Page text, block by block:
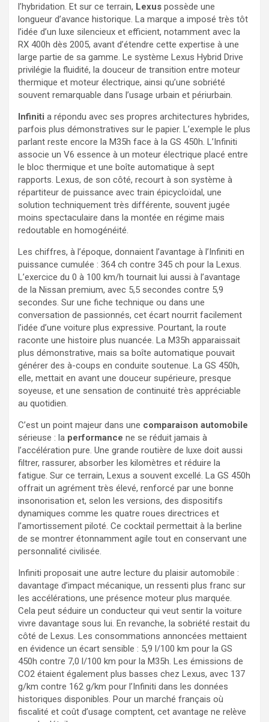
l’hybridation. Et sur ce terrain, Lexus possède une
longueur d’avance historique. La marque a imposé très tôt
l’idée d’un luxe silencieux et efficient, notamment avec la
RX 400h dès 2005, avant d’étendre cette expertise à une
large partie de sa gamme. Le système Lexus Hybrid Drive
privilégie la fluidité, la douceur de transition entre moteur
thermique et moteur électrique, ainsi qu’une sobriété
souvent remarquable dans l’usage urbain et périurbain.
Infiniti a répondu avec ses propres architectures hybrides,
parfois plus démonstratives sur le papier. L’exemple le plus
parlant reste encore la M35h face à la GS 450h. L’Infiniti
associe un V6 essence à un moteur électrique placé entre
le bloc thermique et une boîte automatique à sept
rapports. Lexus, de son côté, recourt à son système à
répartiteur de puissance avec train épicycloïdal, une
solution techniquement très différente, souvent jugée
moins spectaculaire dans la montée en régime mais
redoutable en homogénéité.
Les chiffres, à l’époque, donnaient l’avantage à l’Infiniti en
puissance cumulée : 364 ch contre 345 ch pour la Lexus.
L’exercice du 0 à 100 km/h tournait lui aussi à l’avantage
de la Nissan premium, avec 5,5 secondes contre 5,9
secondes. Sur une fiche technique ou dans une
conversation de passionnés, cet écart nourrit facilement
l’idée d’une voiture plus expressive. Pourtant, la route
raconte une histoire plus nuancée. La M35h apparaissait
plus démonstrative, mais sa boîte automatique pouvait
générer des à-coups en conduite soutenue. La GS 450h,
elle, mettait en avant une douceur supérieure, presque
soyeuse, et une sensation de continuité très appréciable
au quotidien.
C’est un point majeur dans une comparaison automobile
sérieuse : la performance ne se réduit jamais à
l’accélération pure. Une grande routière de luxe doit aussi
filtrer, rassurer, absorber les kilomètres et réduire la
fatigue. Sur ce terrain, Lexus a souvent excellé. La GS 450h
offrait un agrément très élevé, renforcé par une bonne
insonorisation et, selon les versions, des dispositifs
dynamiques comme les quatre roues directrices et
l’amortissement piloté. Ce cocktail permettait à la berline
de se montrer étonnamment agile tout en conservant une
personnalité civilisée.
Infiniti proposait une autre lecture du plaisir automobile :
davantage d’impact mécanique, un ressenti plus franc sur
les accélérations, une présence moteur plus marquée.
Cela peut séduire un conducteur qui veut sentir la voiture
vivre davantage sous lui. En revanche, la sobriété restait du
côté de Lexus. Les consommations annoncées mettaient
en évidence un écart sensible : 5,9 l/100 km pour la GS
450h contre 7,0 l/100 km pour la M35h. Les émissions de
CO2 étaient également plus basses chez Lexus, avec 137
g/km contre 162 g/km pour l’Infiniti dans les données
historiques disponibles. Pour un marché français où
fiscalité et coût d’usage comptent, cet avantage ne relève